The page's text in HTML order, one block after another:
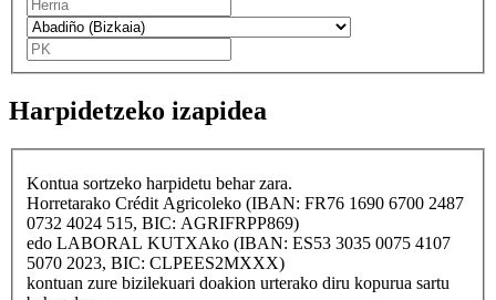
Harpidetzeko izapidea
Kontua sortzeko harpidetu behar zara.
Horretarako Crédit Agricoleko (IBAN: FR76 1690 6700 2487
0732 4024 515, BIC: AGRIFRPP869)
edo LABORAL KUTXAko (IBAN: ES53 3035 0075 4107
5070 2023, BIC: CLPEES2MXXX)
kontuan zure bizilekuari doakion urterako diru kopurua sartu